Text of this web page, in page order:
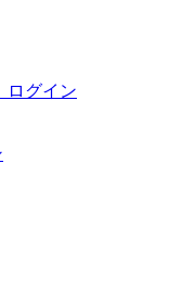
ログイン